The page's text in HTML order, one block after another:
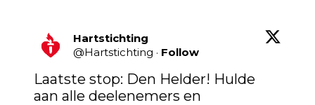
Hartstichting
@Hartstichting · Follow
Laatste stop: Den Helder! Hulde
aan alle deelenemers en